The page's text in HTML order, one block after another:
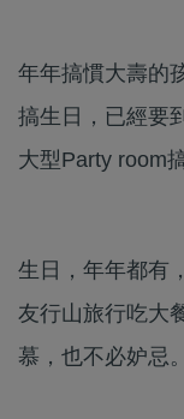
年年搞慣大壽的
搞生日，已經要
大型Party room
生日，年年都有
友行山旅行吃大
慕，也不必妒忌。